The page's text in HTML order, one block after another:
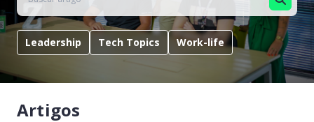
Leadership Tech Topics Work-life
Artigos